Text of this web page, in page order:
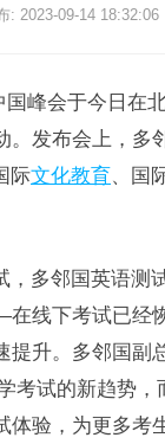
: 2023-09-14 18:32:06
国峰会于今日在
。发布会上，多
际文化教育、国
多邻国英语测
线下考试已经
升。多邻国副
考试的新趋势，
验，为更多考